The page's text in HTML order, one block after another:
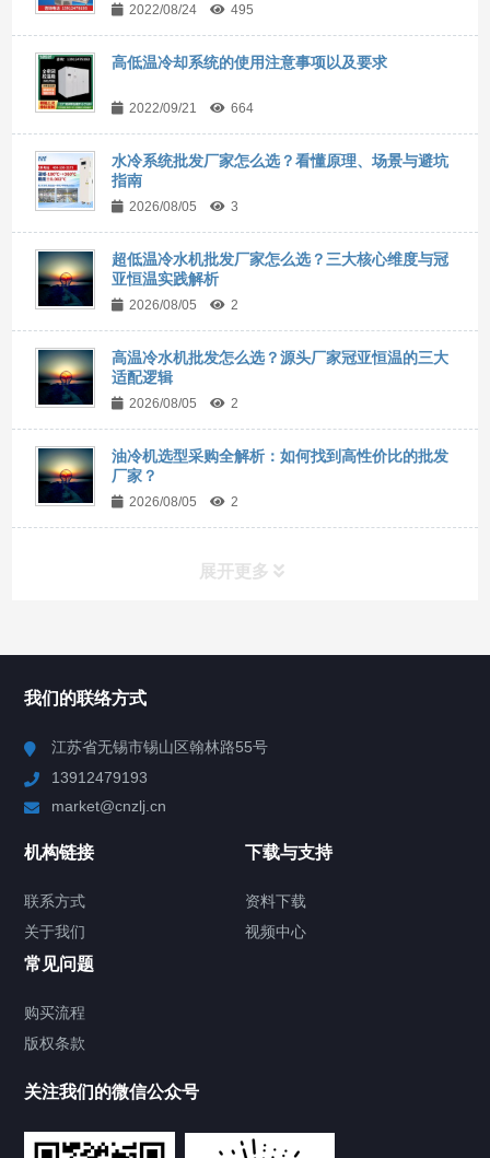
2022/08/24 495
高低温冷却系统的使用注意事项以及要求
2022/09/21 664
水冷系统批发厂家怎么选？看懂原理、场景与避坑
指南
2026/08/05 3
超低温冷水机批发厂家怎么选？三大核心维度与冠
亚恒温实践解析
2026/08/05 2
高温冷水机批发怎么选？源头厂家冠亚恒温的三大
适配逻辑
2026/08/05 2
油冷机选型采购全解析：如何找到高性价比的批发
厂家？
2026/08/05 2
展开更多
Chiller高精度制冷循环器
TCU温度控制单元
Chiller气体控温系统
我们的联络方式
江苏省无锡市锡山区翰林路55号
13912479193
market@cnzlj.cn
机构链接
联系方式
关于我们
下载与支持
资料下载
视频中心
常见问题
购买流程
版权条款
关注我们的微信公众号